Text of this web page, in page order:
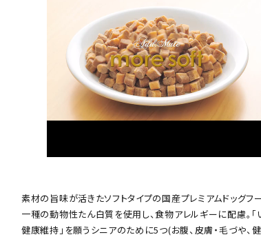
素材の旨味が活きたソフトタイプの国産プレミアムドッグフ
一種の動物性たん白質を使用し、食物アレルギーに配慮。「
健康維持」を願うシニアのために5つ(お腹、皮膚・毛づや、